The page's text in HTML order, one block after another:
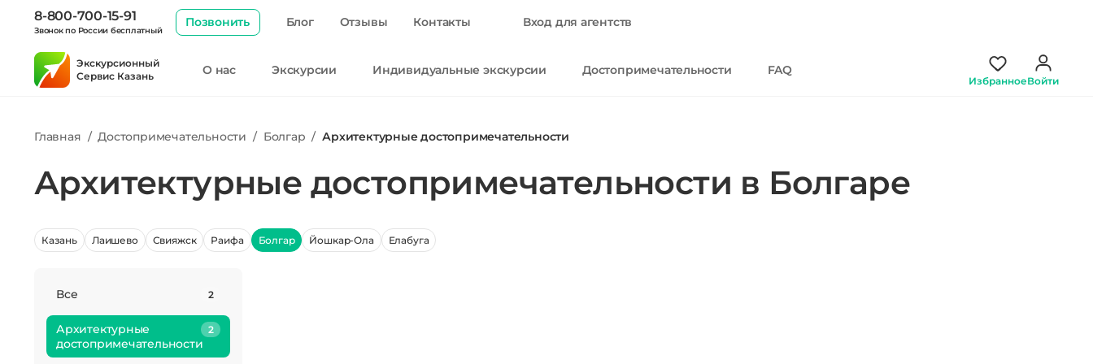
8-800-700-15-91
Звонок по России бесплатный
Позвонить Блог Отзывы Контакты Вход для агентств
Экскурсионный
Сервис Казань
О нас Экскурсии Индивидуальные экскурсии Достопримечательности FAQ
ИзбранноеВойти
Главная / Достопримечательности / Болгар / Архитектурные достопримечательности
Архитектурные достопримечательности в Болгаре
Казань Лаишево Свияжск Раифа Болгар Йошкар-Ола Елабуга
Все 2
Архитектурные
достопримечательности
2